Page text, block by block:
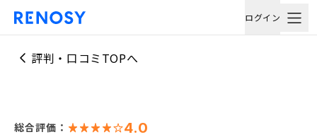
ログイン
評判・口コミTOPへ
総合評価： 4.0